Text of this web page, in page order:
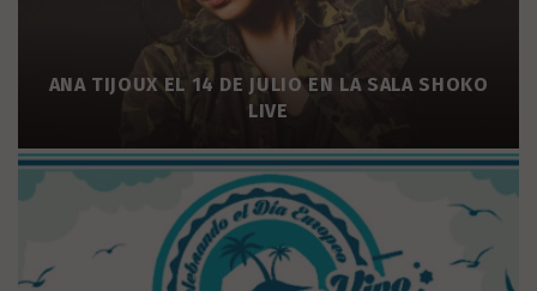
ANA TIJOUX EL 14 DE JULIO EN LA SALA SHOKO
LIVE